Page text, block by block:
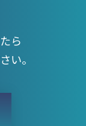
ら
い。